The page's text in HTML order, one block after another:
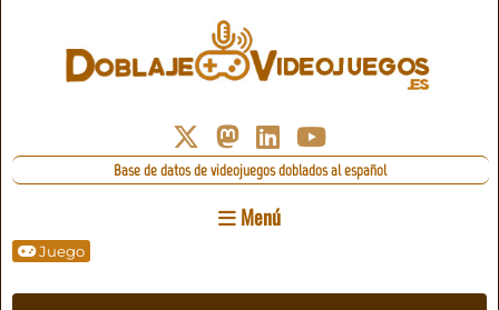
Base de datos de videojuegos doblados al español
Menú
Juego